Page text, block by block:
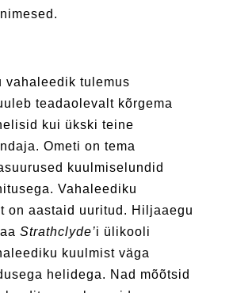
teadaolevalt kõrgema
kui ükski teine
Ometi on tema
kuulmiselundid
Vahaleediku
on aastaid uuritud. Hiljaaegu
Strathclyde’i ülikooli
kuulmist väga
helidega. Nad mõõtsid